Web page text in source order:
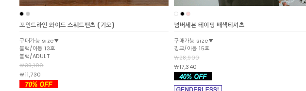
포인트라인 와이드 스웨트팬츠 (기모)
구매가능 size▼
블랙/아동 13호
블랙/ADULT
￦39,100
￦11,730
넘버세븐 테이핑 배색티셔츠
구매가능 size▼
핑크/아동 15호
￦28,900
￦17,340